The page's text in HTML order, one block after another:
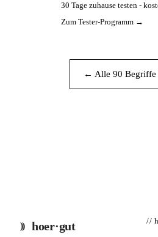
30 Tage zuhause testen -
Zum Tester-Programm →
← Alle 90 Begriffe
hoer·gut //